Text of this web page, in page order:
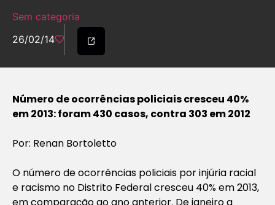
Sem categoria
26/02/14
Número de ocorrências policiais cresceu 40%
em 2013: foram 430 casos, contra 303 em 2012
Por: Renan Bortoletto
O número de ocorrências policiais por injúria racial
e racismo no Distrito Federal cresceu 40% em 2013,
em comparação ao ano anterior. De janeiro a